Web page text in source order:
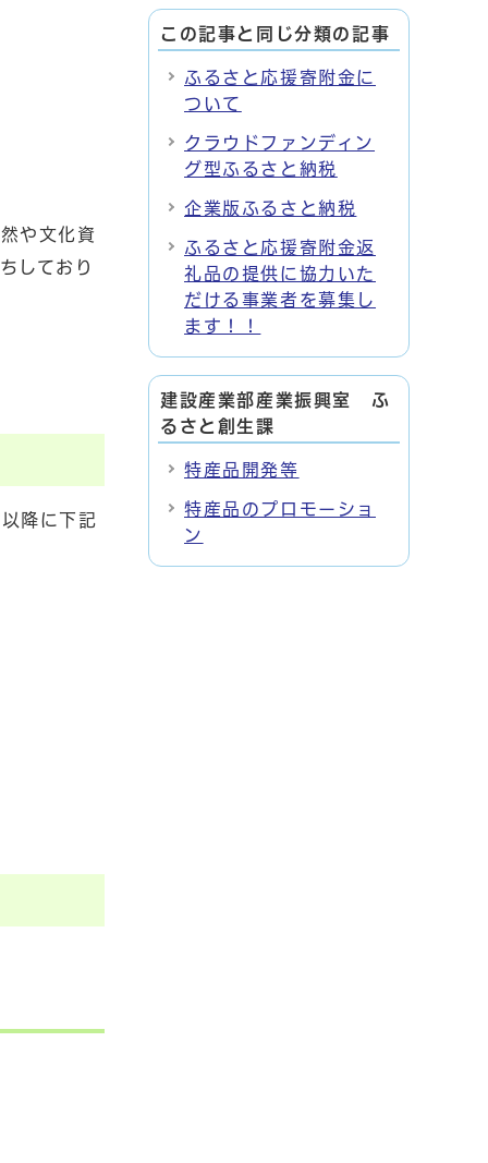
や文化資
しており
降に下記
この記事と同じ分類の記事
ふるさと応援寄附金に
ついて
クラウドファンディン
グ型ふるさと納税
企業版ふるさと納税
ふるさと応援寄附金返
礼品の提供に協力いた
だける事業者を募集し
ます！！
建設産業部産業振興室 ふ
るさと創生課
特産品開発等
特産品のプロモーショ
ン